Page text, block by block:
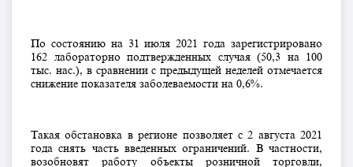
По состоянию на 31 июля 2021 года зарегистрировано
162 лабораторно подтвержденных случая (50,3 на 100
тыс. нас.), в сравнении с предыдущей неделей отмечается
снижение показателя заболеваемости на 0,6%.
Такая обстановка в регионе позволяет с 2 августа 2021
года снять часть введенных ограничений. В частности,
возобновят работу объекты розничной торговли,